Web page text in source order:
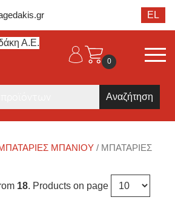
EL
0
ΜΠΆΝΙΟΥ / ΜΠΑΤΑΡΊΕΣ
18. Products on page